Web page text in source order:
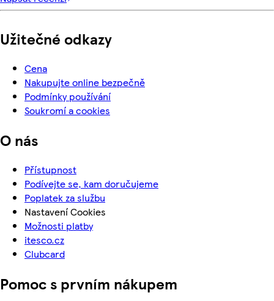
Užitečné odkazy
Cena
Nakupujte online bezpečně
Podmínky používání
Soukromí a cookies
O nás
Přístupnost
Podívejte se, kam doručujeme
Poplatek za službu
Nastavení Cookies
Možnosti platby
itesco.cz
Clubcard
Pomoc s prvním nákupem